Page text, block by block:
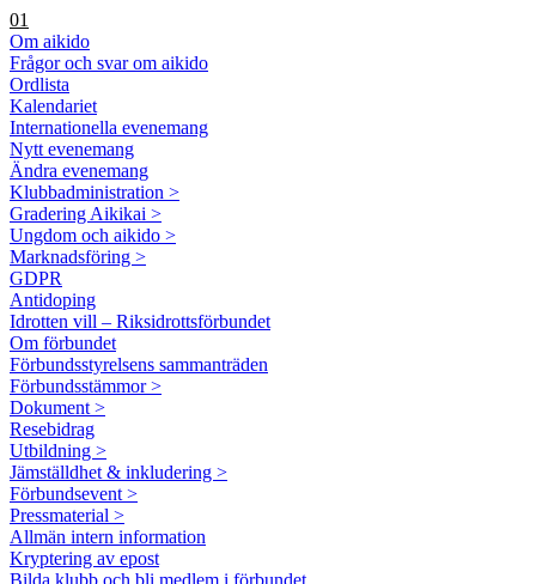
01
Om aikido
Frågor och svar om aikido
Ordlista
Kalendariet
Internationella evenemang
Nytt evenemang
Ändra evenemang
Klubbadministration >
Gradering Aikikai >
Ungdom och aikido >
Marknadsföring >
GDPR
Antidoping
Idrotten vill – Riksidrottsförbundet
Om förbundet
Förbundsstyrelsens sammanträden
Förbundsstämmor >
Dokument >
Resebidrag
Utbildning >
Jämställdhet & inkludering >
Förbundsevent >
Pressmaterial >
Allmän intern information
Kryptering av epost
Bilda klubb och bli medlem i förbundet